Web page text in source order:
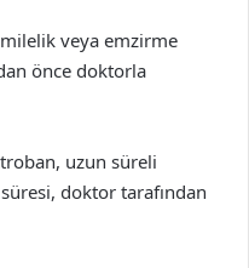
veya emzirme
önce doktorla
uzun süreli
doktor tarafından